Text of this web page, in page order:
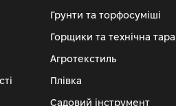
Грунти та торфосуміші
Горщики та технічна тара
Агротекстиль
Плівка
Садовий інструмент